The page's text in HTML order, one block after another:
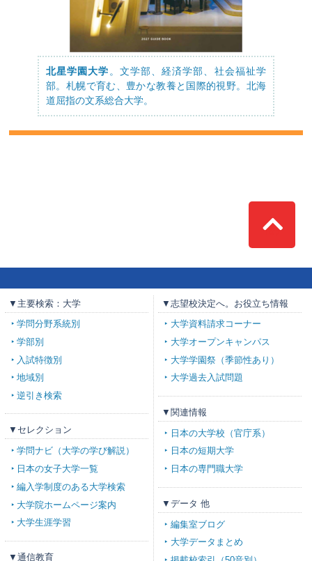
北星学園大学。文学部、経済学部、社会福祉学
部。札幌で育む、豊かな教養と国際的視野。北海
道屈指の文系総合大学。
Top
▼主要検索：大学
学問分野系統別
学部別
入試特徴別
地域別
逆引き検索
▼セレクション
学問ナビ（大学の学び解説）
日本の女子大学一覧
編入学制度のある大学検索
大学院ホームページ案内
大学生涯学習
▼通信教育
▼志望校決定へ。お役立ち情報
大学資料請求コーナー
大学オープンキャンパス
大学学園祭（季節性あり）
大学過去入試問題
▼関連情報
日本の大学校（官庁系）
日本の短期大学
日本の専門職大学
▼データ 他
編集室ブログ
大学データまとめ